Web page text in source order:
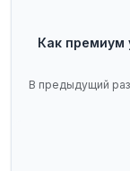
Как премиум
В предыдущий раз